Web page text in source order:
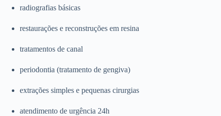
radiografias básicas
restaurações e reconstruções em resina
tratamentos de canal
periodontia (tratamento de gengiva)
extrações simples e pequenas cirurgias
atendimento de urgência 24h